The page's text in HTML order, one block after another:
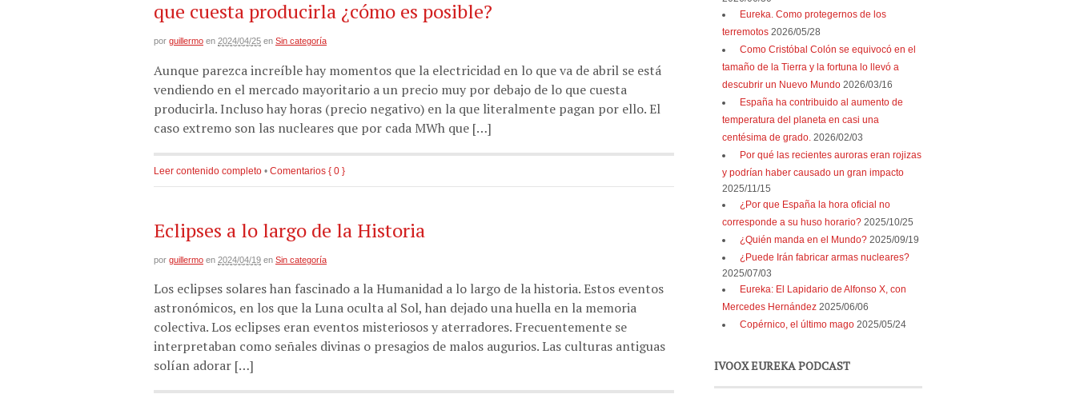
que cuesta producirla ¿cómo es posible?
por guillermo en 2024/04/25 en Sin categoría
Aunque parezca increíble hay momentos que la electricidad en lo que va de abril se está
vendiendo en el mercado mayoritario a un precio muy por debajo de lo que cuesta
producirla. Incluso hay horas (precio negativo) en la que literalmente pagan por ello. El
caso extremo son las nucleares que por cada MWh que […]
Leer contenido completo • Comentarios { 0 }
Eclipses a lo largo de la Historia
por guillermo en 2024/04/19 en Sin categoría
Los eclipses solares han fascinado a la Humanidad a lo largo de la historia. Estos eventos
astronómicos, en los que la Luna oculta al Sol, han dejado una huella en la memoria
colectiva. Los eclipses eran eventos misteriosos y aterradores. Frecuentemente se
interpretaban como señales divinas o presagios de malos augurios. Las culturas antiguas
solían adorar […]
Eureka. Como protegernos de los
terremotos 2026/05/28
Como Cristóbal Colón se equivocó en el
tamaño de la Tierra y la fortuna lo llevó a
descubrir un Nuevo Mundo 2026/03/16
España ha contribuido al aumento de
temperatura del planeta en casi una
centésima de grado. 2026/02/03
Por qué las recientes auroras eran rojizas
y podrían haber causado un gran impacto
2025/11/15
¿Por que España la hora oficial no
corresponde a su huso horario? 2025/10/25
¿Quién manda en el Mundo? 2025/09/19
¿Puede Irán fabricar armas nucleares?
2025/07/03
Eureka: El Lapidario de Alfonso X, con
Mercedes Hernández 2025/06/06
Copérnico, el último mago 2025/05/24
IVOOX EUREKA PODCAST